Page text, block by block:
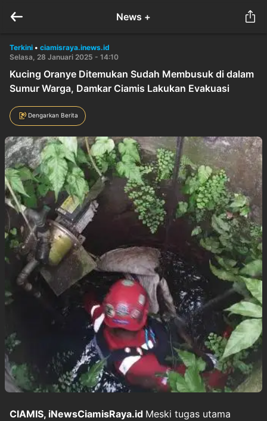
News +
Terkini • ciamisraya.inews.id
Selasa, 28 Januari 2025 - 14:10
Kucing Oranye Ditemukan Sudah Membusuk di dalam
Sumur Warga, Damkar Ciamis Lakukan Evakuasi
Dengarkan Berita
CIAMIS, iNewsCiamisRaya.id Meski tugas utama